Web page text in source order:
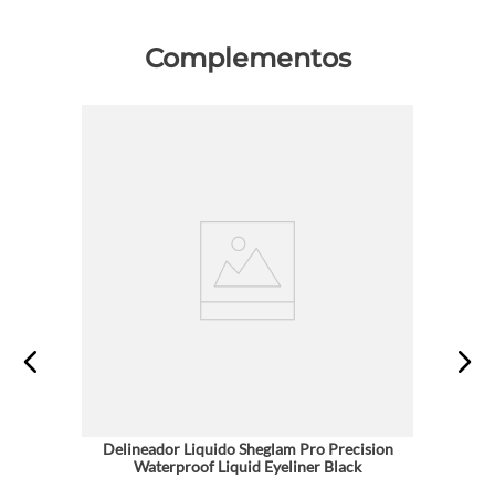
Complementos
Delineador Liquido Sheglam Pro Precision
Waterproof Liquid Eyeliner Black